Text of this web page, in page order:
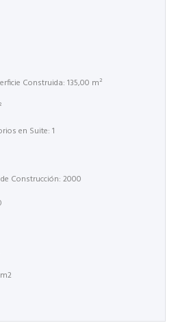
Construida: 135,00 m²
en Suite: 1
Construcción: 2000